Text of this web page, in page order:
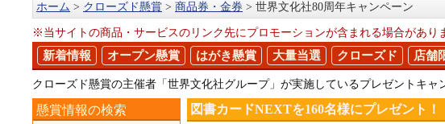
ホーム クローズド懸賞 商品券・金券 世界文化社80周年キャンペーン
※当サイトの商品・サービスのリンク先にプロモーションが含まれる場合があり
新着情報 オープン懸賞 はがき懸賞 大量当選 クローズド 店舗
クローズド懸賞の主催者「世界文化社グループ」が実施しているプレゼントキャ
図書カードNEXTを160名様にプレゼント！
懸賞情報の検索